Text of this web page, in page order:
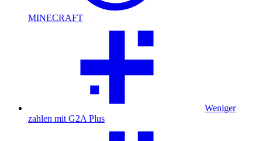
MINECRAFT
Weniger
zahlen mit G2A Plus